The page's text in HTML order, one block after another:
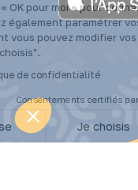
sur « OK pour moi »
pouvez également
moment vous pouvez
"Je choisis".
la politique de
Consentements
Je refuse Je